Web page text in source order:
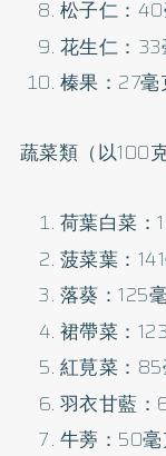
松子仁：
花生仁：33
榛果：27毫
蔬菜類（以100
荷葉白菜：
菠菜葉：
落葵：125
裙帶菜：
紅莧菜：
羽衣甘藍：
牛蒡：50